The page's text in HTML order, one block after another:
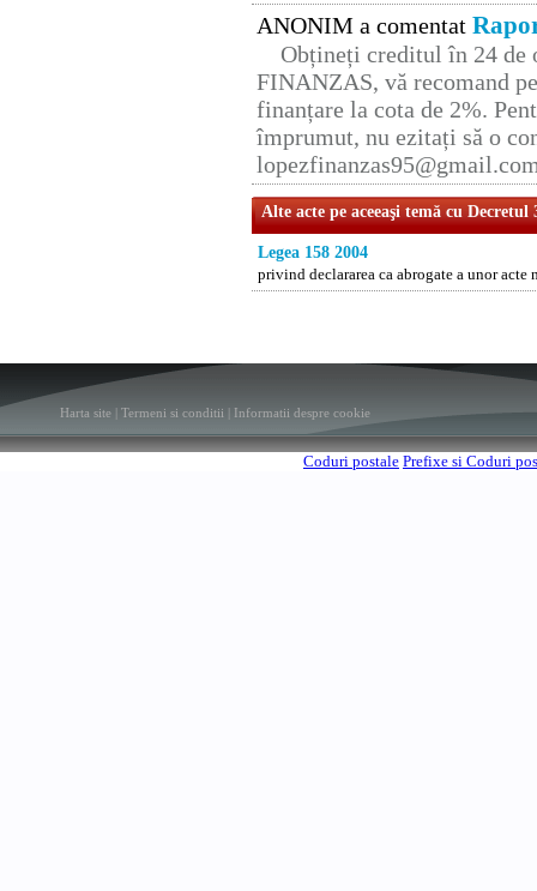
ANONIM a comentat
Obțineți creditul în 24 de
FINANZAS, vă recomand
finanțare la cota de 2%.
împrumut, nu ezitați să o
Alte acte pe aceeaşi temă cu Decretul
Legea 158 2004
privind declararea ca abrogate a unor acte
Harta site Termeni si conditii Informatii despre cookie
Coduri postale Prefixe si Coduri